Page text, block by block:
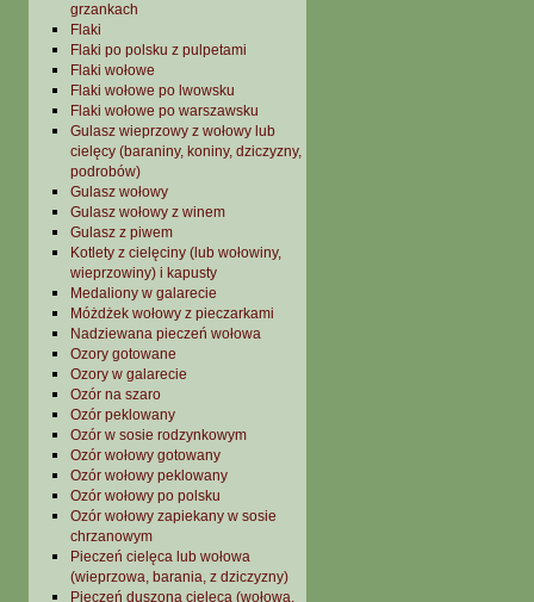
grzankach
Flaki
Flaki po polsku z pulpetami
Flaki wołowe
Flaki wołowe po lwowsku
Flaki wołowe po warszawsku
Gulasz wieprzowy z wołowy lub
cielęcy (baraniny, koniny, dziczyzny,
podrobów)
Gulasz wołowy
Gulasz wołowy z winem
Gulasz z piwem
Kotlety z cielęciny (lub wołowiny,
wieprzowiny) i kapusty
Medaliony w galarecie
Móżdżek wołowy z pieczarkami
Nadziewana pieczeń wołowa
Ozory gotowane
Ozory w galarecie
Ozór na szaro
Ozór peklowany
Ozór w sosie rodzynkowym
Ozór wołowy gotowany
Ozór wołowy peklowany
Ozór wołowy po polsku
Ozór wołowy zapiekany w sosie
chrzanowym
Pieczeń cielęca lub wołowa
(wieprzowa, barania, z dziczyzny)
Pieczeń duszona cielęca (wołowa,